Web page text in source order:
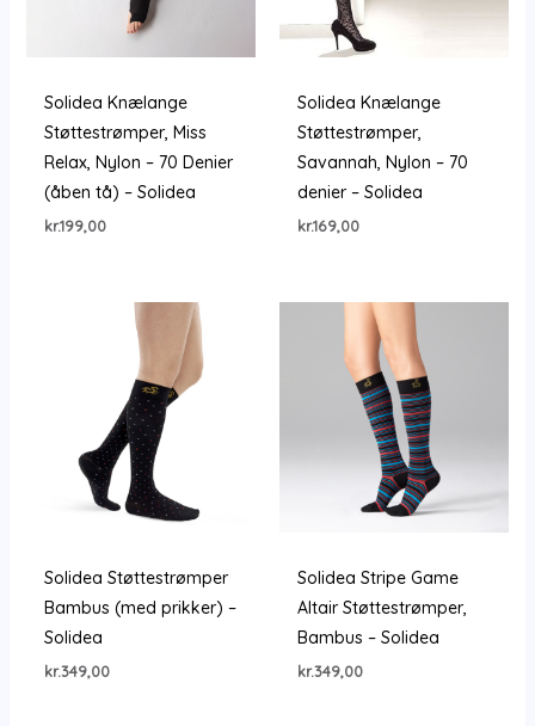
Solidea Knælange
Støttestrømper, Miss
Relax, Nylon – 70 Denier
(åben tå) – Solidea
kr.199,00
Solidea Knælange
Støttestrømper,
Savannah, Nylon – 70
denier – Solidea
kr.169,00
Solidea Støttestrømper
Bambus (med prikker) –
Solidea
kr.349,00
Solidea Stripe Game
Altair Støttestrømper,
Bambus – Solidea
kr.349,00